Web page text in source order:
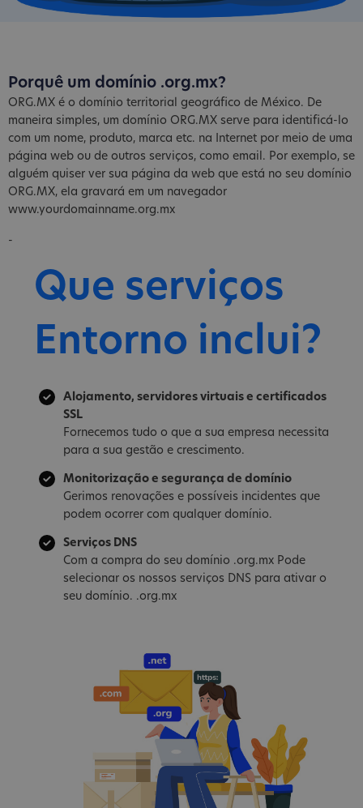
Porquê um domínio .org.mx?
ORG.MX é o domínio territorial geográfico de México. De
maneira simples, um domínio ORG.MX serve para identificá-lo
com um nome, produto, marca etc. na Internet por meio de uma
página web ou de outros serviços, como email. Por exemplo, se
alguém quiser ver sua página da web que está no seu domínio
ORG.MX, ela gravará em um navegador
www.yourdomainname.org.mx
-
Que serviços
Entorno inclui?
Alojamento, servidores virtuais e certificados
SSL
Fornecemos tudo o que a sua empresa necessita
para a sua gestão e crescimento.
Monitorização e segurança de domínio
Gerimos renovações e possíveis incidentes que
podem ocorrer com qualquer domínio.
Serviços DNS
Com a compra do seu domínio .org.mx Pode
selecionar os nossos serviços DNS para ativar o
seu domínio. .org.mx